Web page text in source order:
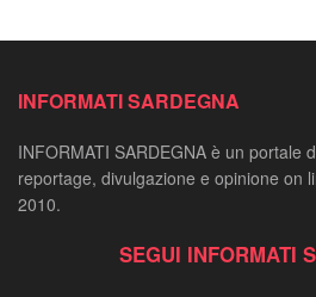
INFORMATI SARDEGNA
INFORMATI SARDEGNA è un portale
reportage, divulgazione e opinione on
2010.
SEGUI INFORMATI